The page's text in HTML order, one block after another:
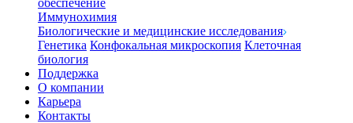
обеспечение
Иммунохимия
Биологические и медицинские исследования
Генетика Конфокальная микроскопия Клеточная
биология
Поддержка
О компании
Карьера
Контакты